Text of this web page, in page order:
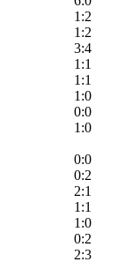
1:2
1:2
3:4
1:1
1:1
1:0
0:0
1:0
0:0
0:2
2:1
1:1
1:0
0:2
2:3